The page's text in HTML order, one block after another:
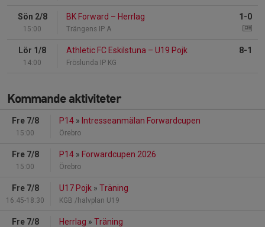
Sön 2/8
15:00
BK Forward – Herrlag
Trängens IP A
1-0
Lör 1/8
14:00
Athletic FC Eskilstuna – U19 Pojk
Fröslunda IP KG
8-1
Kommande aktiviteter
Fre 7/8
15:00
P14 » Intresseanmälan Forwardcupen
Örebro
Fre 7/8
15:00
P14 » Forwardcupen 2026
Örebro
Fre 7/8
16:45-18:30
U17 Pojk » Träning
KGB /halvplan U19
Fre 7/8 Herrlag » Träning